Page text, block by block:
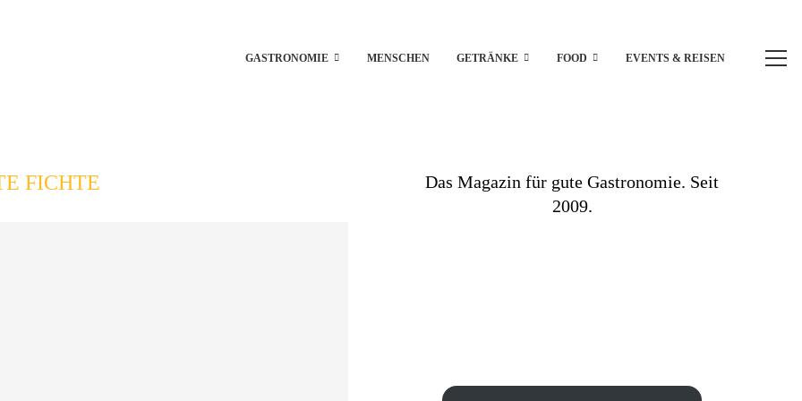
GASTRONOMIE MENSCHEN GETRÄNKE FOOD EVENTS & REISEN
FICHTE
Das Magazin für gute Gastronomie. Seit
2009.